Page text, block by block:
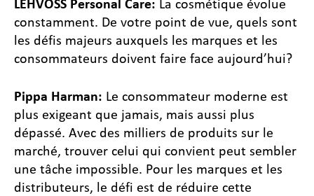
LEHVOSS Personal Care: La cosmétique évolue
constamment. De votre point de vue, quels sont
les défis majeurs auxquels les marques et les
consommateurs doivent faire face aujourd’hui?
Pippa Harman: Le consommateur moderne est
plus exigeant que jamais, mais aussi plus
dépassé. Avec des milliers de produits sur le
marché, trouver celui qui convient peut sembler
une tâche impossible. Pour les marques et les
distributeurs, le défi est de réduire cette